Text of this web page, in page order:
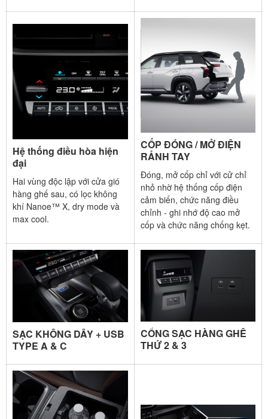
Hệ thống điều hòa hiện
đại
Hai vùng độc lập với cửa gió
hàng ghế sau, có lọc không
khí Nanoe™ X, dry mode và
max cool.
CỐP ĐÓNG / MỞ ĐIỆN
RẢNH TAY
Đóng, mở cốp chỉ với cử chỉ
nhỏ nhờ hệ thống cốp điện
cảm biến, chức năng điều
chỉnh - ghi nhớ độ cao mở
cốp và chức năng chống kẹt.
SẠC KHÔNG DÂY + USB
TYPE A & C
CỔNG SẠC HÀNG GHẾ
THỨ 2 & 3